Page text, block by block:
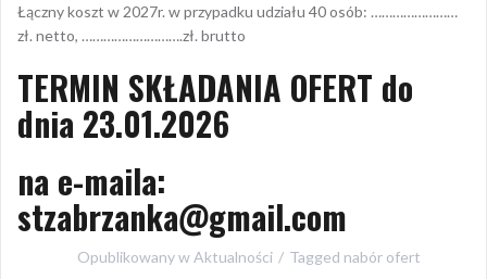
Łączny koszt w 2027r. w przypadku udziału 40 osób: ……………………
zł. netto, ……………………….zł. brutto
TERMIN SKŁADANIA OFERT do
dnia 23.01.2026
na e-maila:
stzabrzanka@gmail.com
Opublikowany wAktualności Tagged nabór ofert